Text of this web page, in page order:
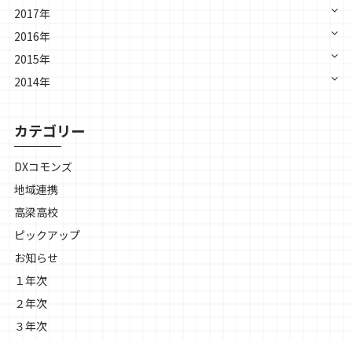
2017年
2016年
2015年
2014年
カテゴリー
DXコモンズ
地域連携
高梁高校
ピックアップ
お知らせ
１年次
２年次
３年次